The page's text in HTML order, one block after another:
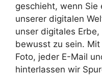
geschieht, wenn Sie
unserer digitalen
unser digitales
bewusst zu sein.
Foto, jeder E-Mail
hinterlassen wir